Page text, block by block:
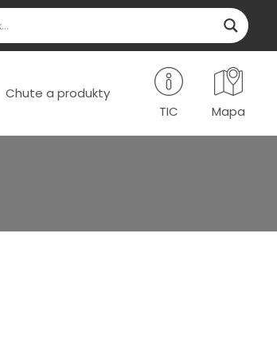
Chute a produkty
TIC
Mapa